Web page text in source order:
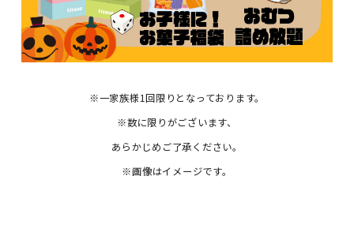
※一家族様1回限りとなっております。
※数に限りがございます、
あらかじめご了承ください。
※画像はイメージです。